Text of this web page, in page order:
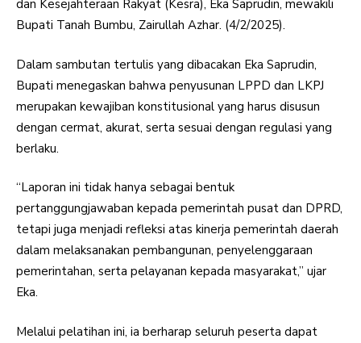
dan Kesejahteraan Rakyat (Kesra), Eka Saprudin, mewakili
Bupati Tanah Bumbu, Zairullah Azhar. (4/2/2025).
Dalam sambutan tertulis yang dibacakan Eka Saprudin,
Bupati menegaskan bahwa penyusunan LPPD dan LKPJ
merupakan kewajiban konstitusional yang harus disusun
dengan cermat, akurat, serta sesuai dengan regulasi yang
berlaku.
“Laporan ini tidak hanya sebagai bentuk
pertanggungjawaban kepada pemerintah pusat dan DPRD,
tetapi juga menjadi refleksi atas kinerja pemerintah daerah
dalam melaksanakan pembangunan, penyelenggaraan
pemerintahan, serta pelayanan kepada masyarakat,” ujar
Eka.
Melalui pelatihan ini, ia berharap seluruh peserta dapat